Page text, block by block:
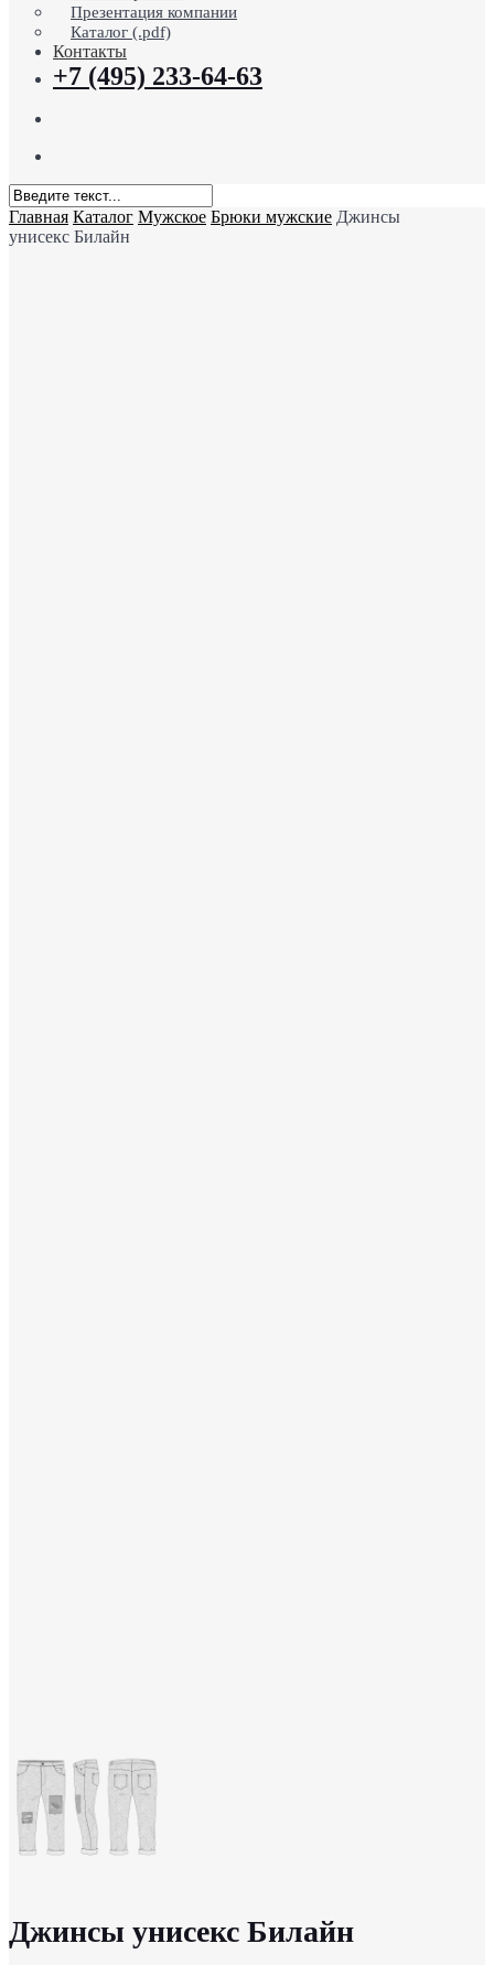
Презентация компании
Каталог (.pdf)
Контакты
+7 (495) 233-64-63
Close
Search
Главная Каталог Мужское Брюки мужские Джинсы
унисекс Билайн
Джинсы унисекс Билайн